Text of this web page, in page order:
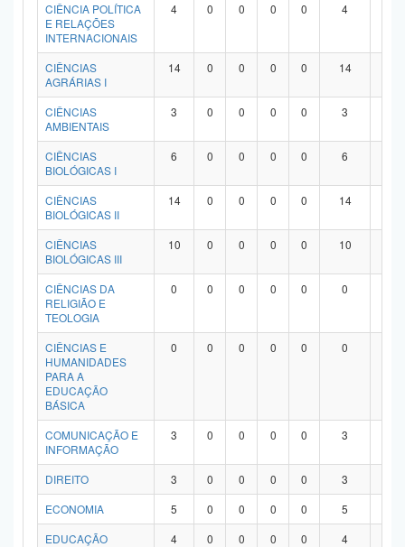
CIÊNCIA POLÍTICA
E RELAÇÕES
INTERNACIONAIS
4 0 0 0 0 4
CIÊNCIAS
AGRÁRIAS I
14 0 0 0 0 14
CIÊNCIAS
AMBIENTAIS
3 0 0 0 0 3
CIÊNCIAS
BIOLÓGICAS I
6 0 0 0 0 6
CIÊNCIAS
BIOLÓGICAS II
14 0 0 0 0 14
CIÊNCIAS
BIOLÓGICAS III
10 0 0 0 0 10
CIÊNCIAS DA
RELIGIÃO E
TEOLOGIA
0 0 0 0 0 0
CIÊNCIAS E
HUMANIDADES
PARA A
EDUCAÇÃO
BÁSICA
0 0 0 0 0 0
COMUNICAÇÃO E
INFORMAÇÃO
3 0 0 0 0 3
DIREITO 3 0 0 0 0 3
ECONOMIA
5 0 0 0 0 5
EDUCAÇÃO
4 0 0 0 0 4